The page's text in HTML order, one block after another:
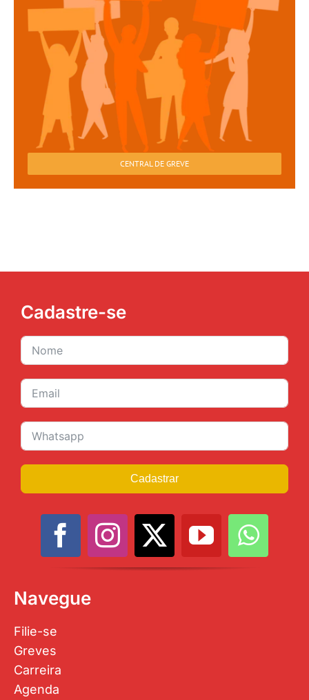
CENTRAL DE GREVE
Cadastre-se
Cadastrar
Navegue
Filie-se
Greves
Carreira
Agenda